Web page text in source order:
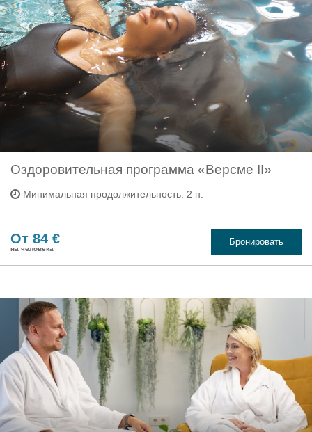
Оздоровительная программа «Версме II»
Минимальная продолжительность: 2 н.
От 84 €
на человека
Бронировать